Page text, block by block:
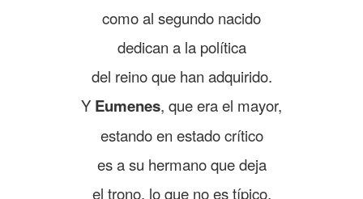
como al segundo nacido
dedican a la política
del reino que han adquirido.
Y Eumenes, que era el mayor,
estando en estado crítico
es a su hermano que deja
el trono, lo que no es típico.